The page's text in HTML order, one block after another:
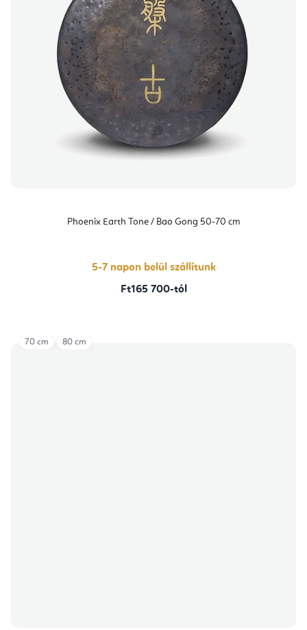
Phoenix Earth Tone / Bao Gong 50-70 cm
5-7 napon belül szállítunk
Ft165 700-tól
70 cm 80 cm